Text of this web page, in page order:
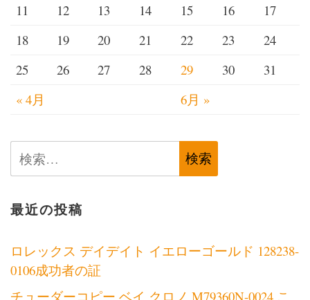
« 4月 6月 »
11
12 13 14 15 16
17
18
19 20 21 22 23
24
25
26 27 28 29 30 31
検
索:
最近の投稿
ロレックス デイデイト イエローゴールド 128238-
0106成功者の証
チューダーコピー ベイ クロノ M79360N-0024 こ